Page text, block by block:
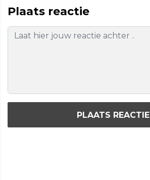
Plaats reactie
PLAATS REACTIE